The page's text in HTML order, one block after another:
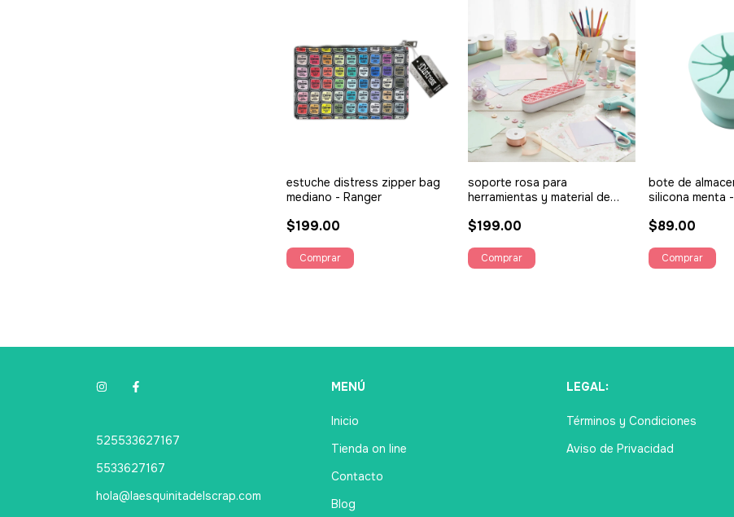
estuche distress zipper bag
mediano - Ranger
$199.00
soporte rosa para
herramientas y material de
$199.00
bote de
silicona menta
$89.00
525533627167
5533627167
hola@laesquinitadelscrap.com
MENÚ
Inicio
Tienda on line
Contacto
Blog
LEGAL:
Términos y Condiciones
Aviso de Privacidad